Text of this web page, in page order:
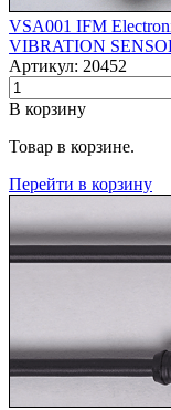
VSA001 IFM
VIBRATION
Артикул: 20452
В корзину
Товар в корзине.
Перейти в корзину